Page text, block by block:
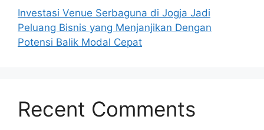
Investasi Venue Serbaguna di Jogja Jadi
Peluang Bisnis yang Menjanjikan Dengan
Potensi Balik Modal Cepat
Recent Comments